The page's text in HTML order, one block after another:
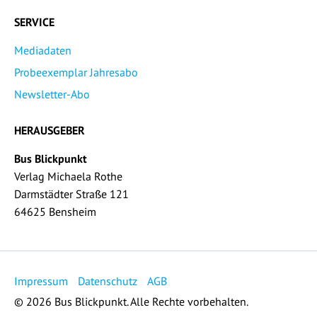
SERVICE
Mediadaten
Probeexemplar Jahresabo
Newsletter-Abo
HERAUSGEBER
Bus Blickpunkt
Verlag Michaela Rothe
Darmstädter Straße 121
64625 Bensheim
Impressum Datenschutz
AGB
© 2026 Bus Blickpunkt. Alle Rechte vorbehalten.